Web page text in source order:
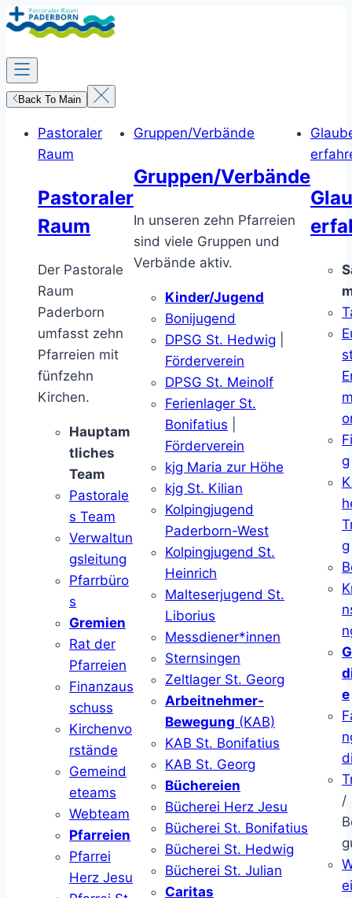
Zum
Inhalt
springen
Back To Main
Pastoraler
Raum
Pastoraler
Raum
Der Pastorale
Raum
Paderborn
umfasst zehn
Pfarreien mit
fünfzehn
Kirchen.
Hauptam
tliches
Team
Pastorale
s Team
Verwaltun
gsleitung
Pfarrbüro
s
Gremien
Rat der
Pfarreien
Finanzaus
schuss
Kirchenvo
rstände
Gemeind
eteams
Webteam
Pfarreien
Pfarrei
Herz Jesu
Gruppen/Verbände
Gruppen/Verbände
In unseren zehn Pfarreien
sind viele Gruppen und
Verbände aktiv.
Kinder/Jugend
Bonijugend
DPSG St. Hedwig
Förderverein
DPSG St. Meinolf
Ferienlager St.
Bonifatius
Förderverein
kjg Maria zur Höhe
kjg St. Kilian
Kolpingjugend
Paderborn-West
Kolpingjugend St.
Heinrich
Malteserjugend St.
Liborius
Messdiener*innen
Sternsingen
Zeltlager St. Georg
Arbeitnehmer-
Bewegung (KAB)
KAB St. Bonifatius
KAB St. Georg
Büchereien
Bücherei Herz Jesu
Bücherei St. Bonifatius
Bücherei St. Hedwig
Bücherei St. Julian
Caritas
g
g
e
/